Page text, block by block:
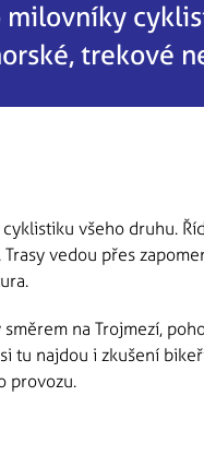
milovníky
trekové
všeho druhu.
vedou přes
na Trojmezí,
tu najdou i zkušení
provozu.